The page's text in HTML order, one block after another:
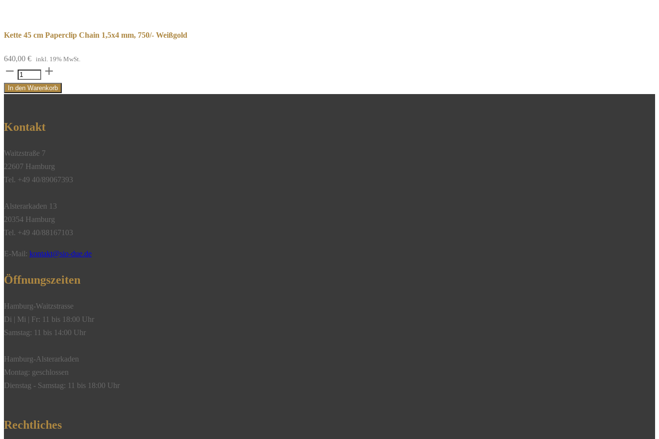
Kette 45 cm Paperclip Chain 1,5x4 mm, 750/- Weißgold
640,00 € inkl. 19% MwSt.
Kette
45
Chain
mm,
750/-
Weißgold
In den Warenkorb
Kontakt
Waitzstraße 7
22607 Hamburg
Tel. +49 40/89067393
Alsterarkaden 13
20354 Hamburg
Tel. +49 40/88167103
E-Mail: kontakt@sio-due.de
Öffnungszeiten
Hamburg-Waitzstrasse
Di | Mi | Fr: 11 bis 18:00 Uhr
Samstag: 11 bis 14:00 Uhr
Hamburg-Alsterarkaden
Montag: geschlossen
Dienstag - Samstag: 11 bis 18:00 Uhr
Rechtliches